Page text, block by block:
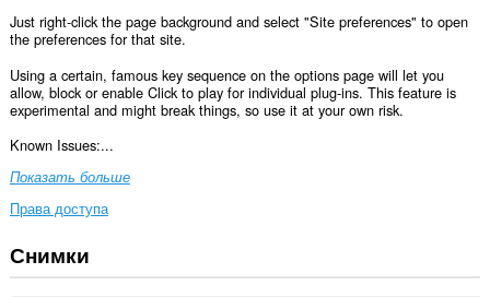
Just right-click the page background and select "Site preferences" to open
the preferences for that site.
Using a certain, famous key sequence on the options page will let you
allow, block or enable Click to play for individual plug-ins. This feature is
experimental and might break things, so use it at your own risk.
Known Issues:...
Показать больше
Права доступа
У
этого
Снимки